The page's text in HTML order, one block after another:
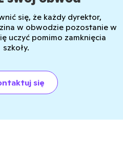
się, że każdy dyrektor,
w obwodzie pozostanie w
uczyć pomimo zamknięcia
szkoły.
się